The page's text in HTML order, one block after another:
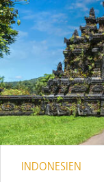
INDONESIEN